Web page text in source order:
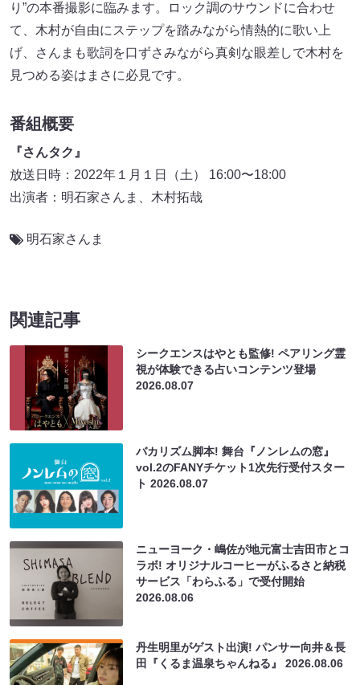
り”の本番撮影に臨みます。ロック調のサウンドに合わせ
て、木村が自由にステップを踏みながら情熱的に歌い上
げ、さんまも歌詞を口ずさみながら真剣な眼差しで木村を
見つめる姿はまさに必見です。
番組概要
『さんタク』
放送日時：2022年１月１日（土） 16:00〜18:00
出演者：明石家さんま、木村拓哉
明石家さんま
関連記事
シークエンスはやとも監修! ペアリング霊
視が体験できる占いコンテンツ登場
2026.08.07
バカリズム脚本! 舞台『ノンレムの窓』
vol.2のFANYチケット1次先行受付スター
ト2026.08.07
ニューヨーク・嶋佐が地元富士吉田市とコ
ラボ! オリジナルコーヒーがふるさと納税
サービス「わらふる」で受付開始
2026.08.06
丹生明里がゲスト出演! パンサー向井＆長
田『くるま温泉ちゃんねる』2026.08.06